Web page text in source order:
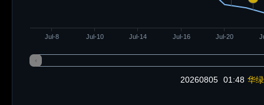
Jul-8 Jul-10 Jul-14 Jul-16 Jul-20
20260805 01:48 华